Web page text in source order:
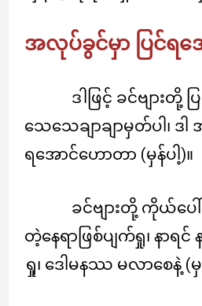
အလုပ်ခွင်မှာ ပြင်ရ
ဒါဖြင့် ခင်ဗျားတို့
သေသေချာချာမှတ်ပါ၊ ဒ
ရအောင်ဟောတာ (မှန်ပါ့)။
ခင်ဗျားတို့ ကိုယ်ပေ
တဲ့နေရာဖြစ်ပျက်ရှု၊ နာရင်
ရှု၊ ဒေါမနဿ မလာစေနဲ့ (မှ